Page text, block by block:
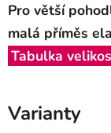
Pro větší
malá příměs
Tabulka
Varianty